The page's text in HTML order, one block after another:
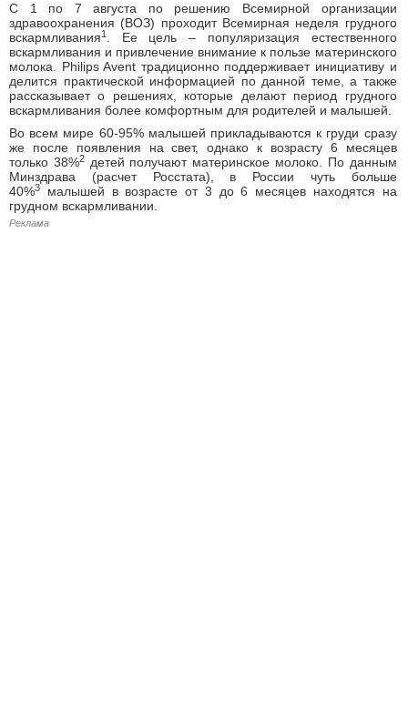
C 1 по 7 августа по решению Всемирной организации
здравоохранения (ВОЗ) проходит Всемирная неделя грудного
вскармливания1 . Ее цель – популяризация естественного
вскармливания и привлечение внимание к пользе материнского
молока. Philips Avent традиционно поддерживает инициативу и
делится практической информацией по данной теме, а также
рассказывает о решениях, которые делают период грудного
вскармливания более комфортным для родителей и малышей.
Во всем мире 60-95% малышей прикладываются к груди сразу
же после появления на свет, однако к возрасту 6 месяцев
только 38%2детей получают материнское молоко. По данным
Минздрава (расчет Росстата), в России чуть больше
40%3
малышей в возрасте от 3 до 6 месяцев находятся на
грудном вскармливании.
Реклама